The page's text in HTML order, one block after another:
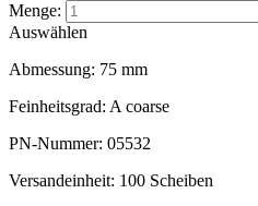
Menge:
Auswählen
Abmessung: 75 mm
Feinheitsgrad: A coarse
PN-Nummer: 05532
Versandeinheit: 100 Scheiben